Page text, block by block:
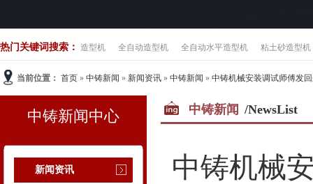
热门关键词搜索： 造型机 全自动造型机 全自动水平造型机 粘土砂造型机
当前位置： 首页 » 中铸新闻 » 新闻资讯 » 中铸新闻 » 中铸机械安装调试师傅发
中铸新闻中心
新闻资讯
中铸新闻 /NewsList
中铸机械